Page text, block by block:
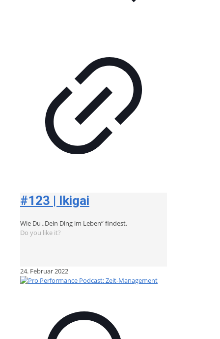
#123 | Ikigai
Wie Du „Dein Ding im Leben“ findest.
Do you like it?
24. Februar 2022